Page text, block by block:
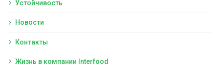
Устойчивость
Новости
Контакты
Жизнь в компании Interfood